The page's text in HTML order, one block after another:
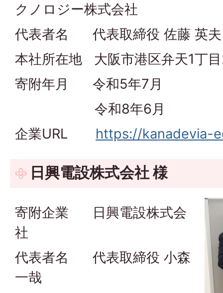
クノロジー株式会社
代表者名 代表取締役 佐藤 英夫
本社所在地 大阪市港区弁天1丁
寄附年月 令和5年7月
令和8年6月
企業URL https://kanadevia-
日興電設株式会社 様
寄附企業 日興電設株式会
社
代表者名 代表取締役 小森
一哉